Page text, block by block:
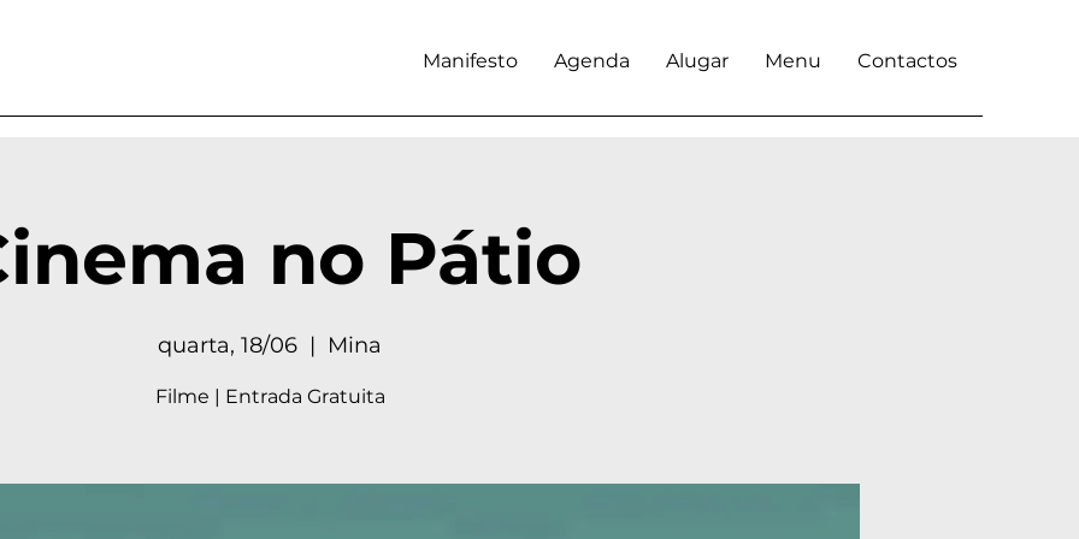
Manifesto Agenda Alugar Menu Contactos
no Pátio
quarta, 18/06
  |
Mina
Filme | Entrada Gratuita